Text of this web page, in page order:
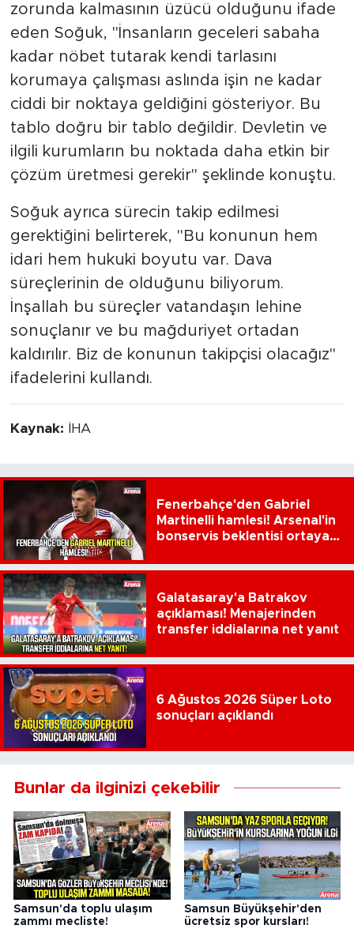
zorunda kalmasının üzücü olduğunu ifade
eden Soğuk, "İnsanların geceleri sabaha
kadar nöbet tutarak kendi tarlasını
korumaya çalışması aslında işin ne kadar
ciddi bir noktaya geldiğini gösteriyor. Bu
tablo doğru bir tablo değildir. Devletin ve
ilgili kurumların bu noktada daha etkin bir
çözüm üretmesi gerekir" şeklinde konuştu.
Soğuk ayrıca sürecin takip edilmesi
gerektiğini belirterek, "Bu konunun hem
idari hem hukuki boyutu var. Dava
süreçlerinin de olduğunu biliyorum.
İnşallah bu süreçler vatandaşın lehine
sonuçlanır ve bu mağduriyet ortadan
kaldırılır. Biz de konunun takipçisi olacağız"
ifadelerini kullandı.
Kaynak: İHA
Fenerbahçe'den Gabriel
Martinelli hamlesi! Arsenal'in
bonservis beklentisi ortaya
Galatasaray'a Batrakov
açıklaması! Menajerinden
transfer iddialarına net yanıt
6 Ağustos 2026 Süper Loto
sonuçları açıklandı
Bunlar da ilginizi çekebilir
Samsun'da toplu ulaşım
zammı mecliste!
Samsun Büyükşehir'den
ücretsiz spor kursları!